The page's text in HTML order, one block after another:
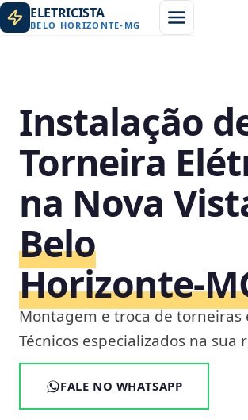
ELETRICISTA
BELO HORIZONTE- MG
Instalação
Torneira
na Nova
Belo
Montagem e troca de torneiras
Técnicos especializados na sua
FALE NO WHATSAPP